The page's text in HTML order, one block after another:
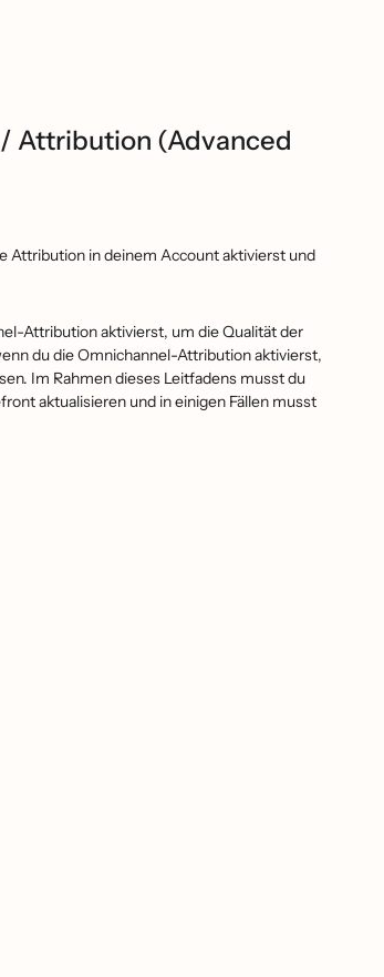
/ Attribution (Advanced
Attribution in deinem Account aktivierst und
Attribution aktivierst, um die Qualität der
du die Omnichannel-Attribution aktivierst,
Im Rahmen dieses Leitfadens musst du
aktualisieren und in einigen Fällen musst